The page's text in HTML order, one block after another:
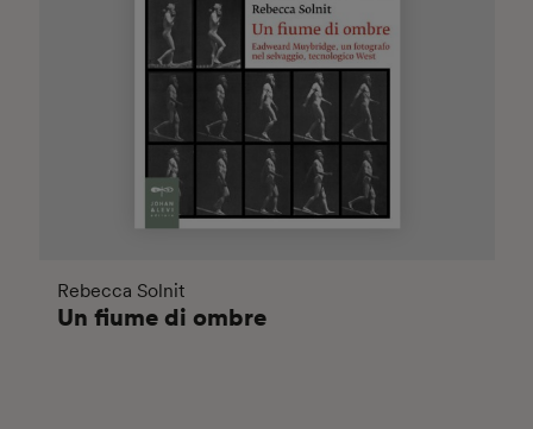
Un fiume di ombre
Rebecca Solnit